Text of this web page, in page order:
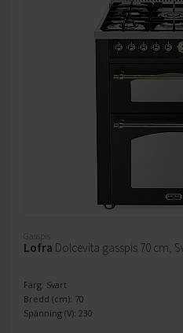
Gasspis
Lofra Dolcevita gasspis 70 cm,
Färg: Svart
Bredd (cm): 70
Spänning (V): 230